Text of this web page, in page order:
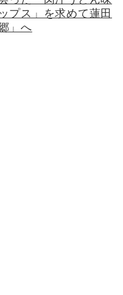
プス」を求めて蓮田
」へ